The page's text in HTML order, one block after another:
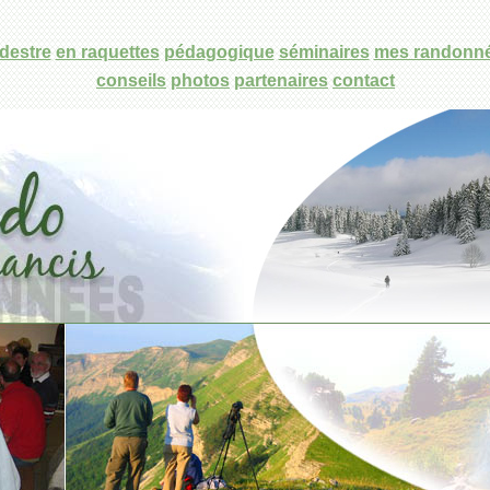
en raquettes pédagogique séminaires mes
conseils photos partenaires contact